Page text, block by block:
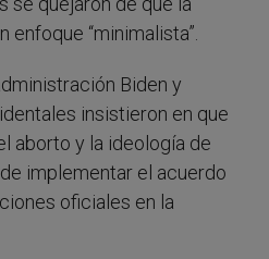
“minimalista”.
Biden y
insistieron en que
aborto y la ideología de
implementar el acuerdo
oficiales en la